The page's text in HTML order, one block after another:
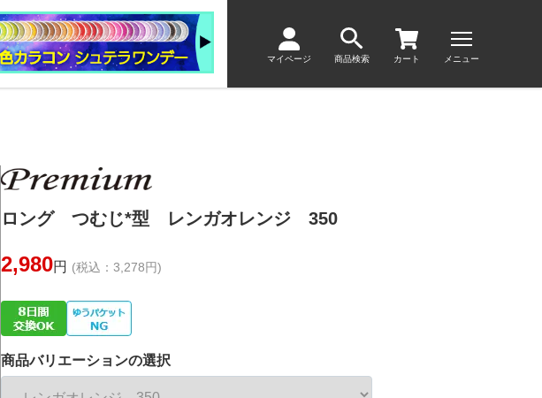
マイページ 商品検索 カート メニュー
ロング つむじ*型 レンガオレンジ 350
2,980円 (税込：3,278円)
商品バリエーションの選択